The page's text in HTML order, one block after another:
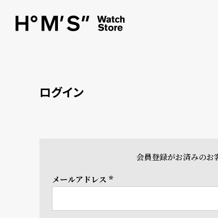
ログイン
会員登録がお済みのお
メールアドレス
(必